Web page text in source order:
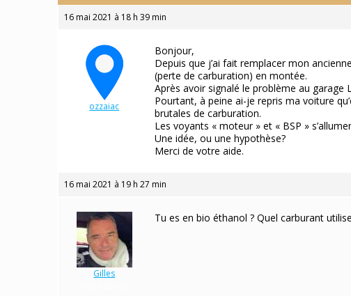
16 mai 2021 à 18 h 39 min
ozzaiac
Bonjour,
Depuis que j’ai fait remplacer mon
(perte de carburation) en montée.
Après avoir signalé le problème au garage
Pourtant, à peine ai-je repris ma voiture
brutales de carburation.
Les voyants « moteur » et « BSP »
Une idée, ou une hypothèse?
Merci de votre aide.
16 mai 2021 à 19 h 27 min
Gilles
Tu es en bio éthanol ? Quel carburant